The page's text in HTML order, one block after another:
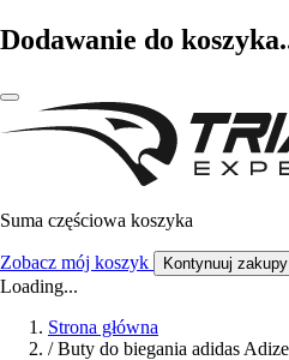
Dodawanie do
Suma częściowa koszyka
Zobacz mój koszyk Kontynuuj zakupy
Loading...
Strona główna
/ Buty do biegania adidas